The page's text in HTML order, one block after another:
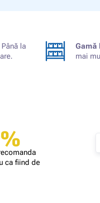
Până la
Gamă
mai
ca fiind de
că produsul a venit
de livrare mi se